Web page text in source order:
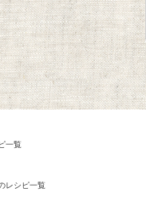
一覧
レシピ一覧